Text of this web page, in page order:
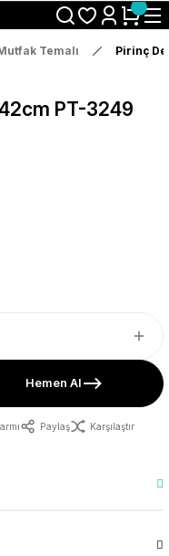
%10 İndirimi Kaçırma
Temalı Pirinç
PT-3249
Hemen Al
Paylaş Karşılaştır